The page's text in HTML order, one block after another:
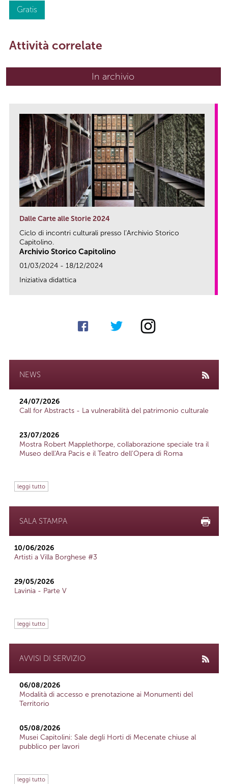
Gratis
Attività correlate
In archivio
Dalle Carte alle Storie 2024
Ciclo di incontri culturali presso l’Archivio Storico
Capitolino.
Archivio Storico Capitolino
01/03/2024 - 18/12/2024
Iniziativa didattica
NEWS
24/07/2026
Call for Abstracts - La vulnerabilità del patrimonio culturale
23/07/2026
Mostra Robert Mapplethorpe, collaborazione speciale tra il
Museo dell'Ara Pacis e il Teatro dell'Opera di Roma
leggi tutto
SALA STAMPA
10/06/2026
Artisti a Villa Borghese #3
29/05/2026
Lavinia - Parte V
leggi tutto
AVVISI DI SERVIZIO
06/08/2026
Modalità di accesso e prenotazione ai Monumenti del
Territorio
05/08/2026
Musei Capitolini: Sale degli Horti di Mecenate chiuse al
pubblico per lavori
leggi tutto